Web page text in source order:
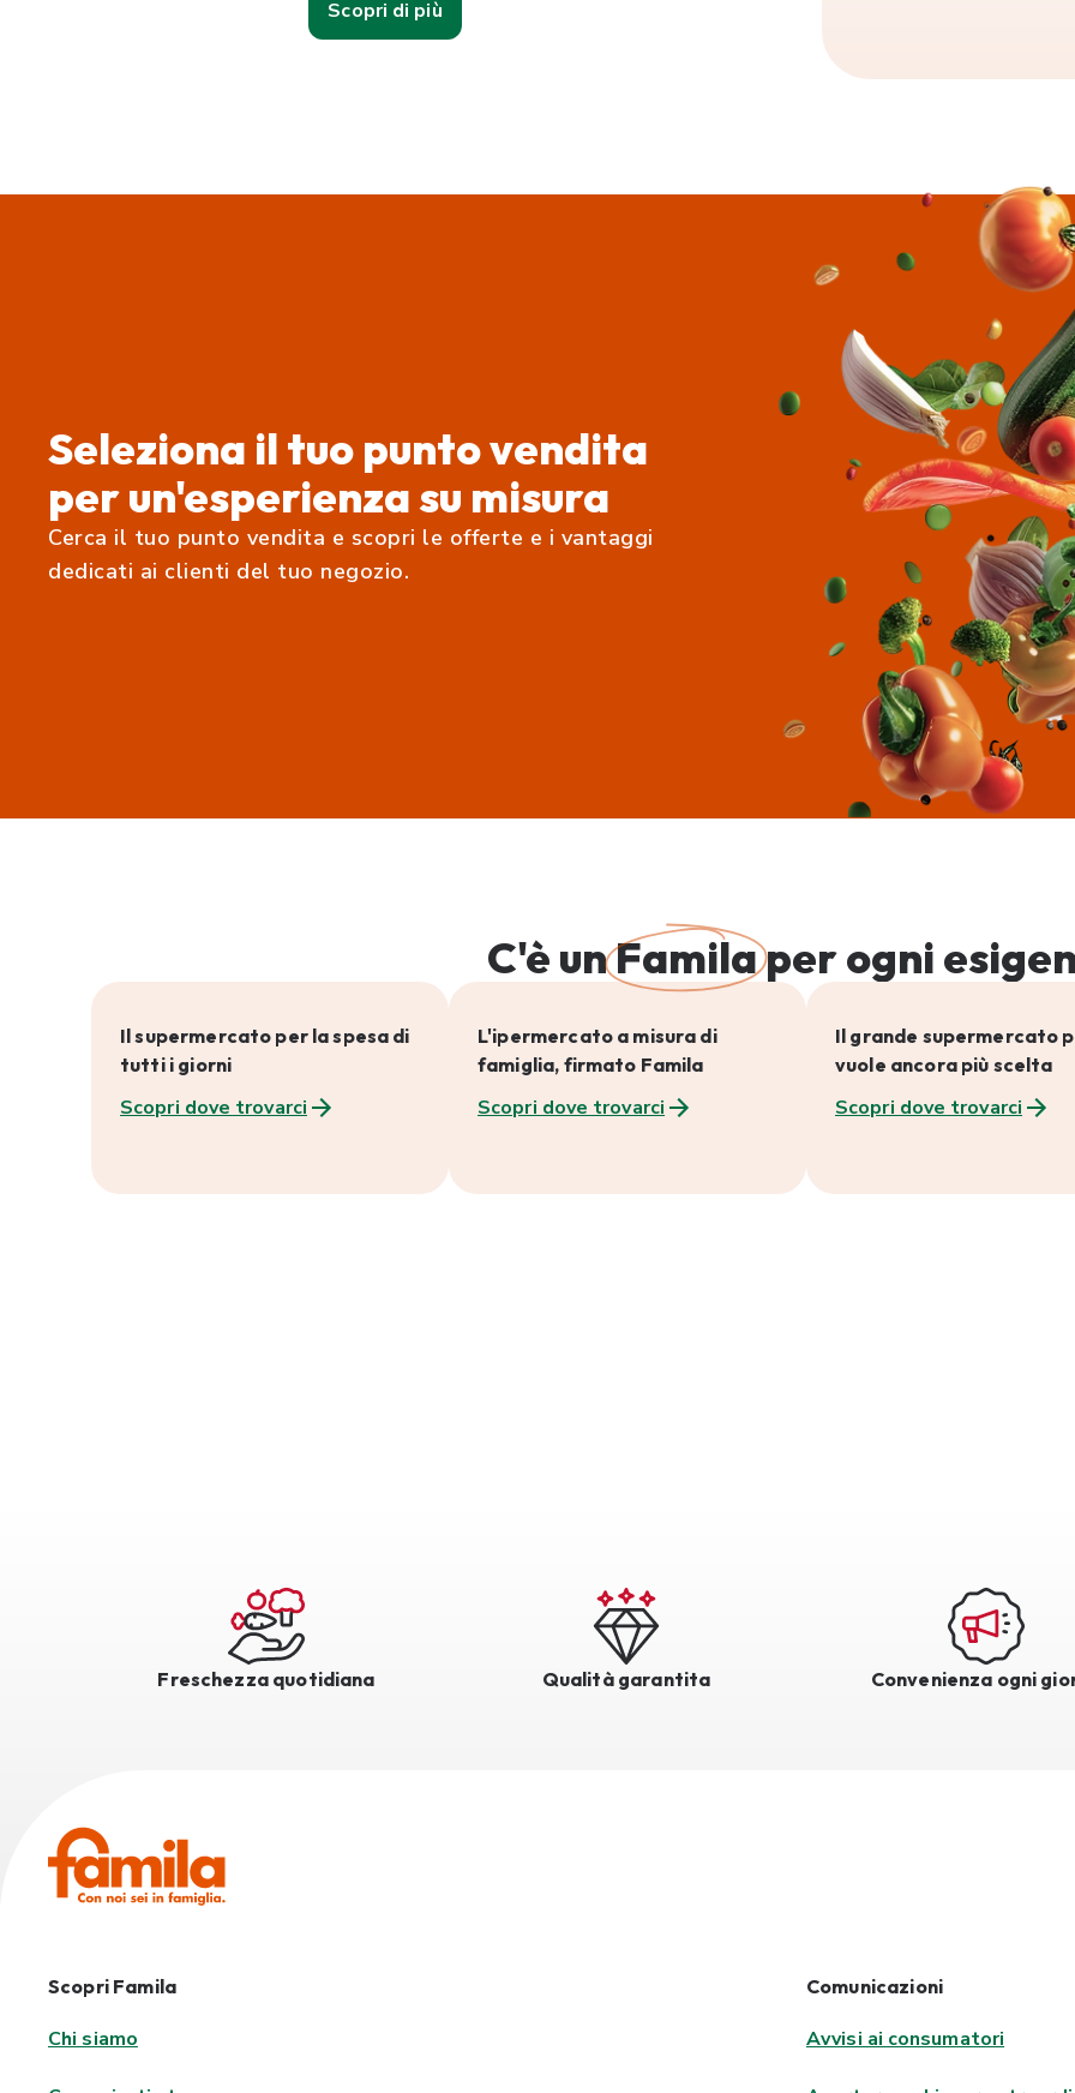
Scopri di più
Seleziona il tuo punto vendita
per un'esperienza su misura
Cerca il tuo punto vendita e scopri le offerte e i vantaggi
dedicati ai clienti del tuo negozio.
C'è unFamilaper ogni
Il supermercato per la spesa di
tutti i giorni
Scopri dove trovarci
L'ipermercato a misura di
famiglia, firmato Famila
Scopri dove trovarci
Il grande supermercato
vuole ancora più scelta
Scopri dove trovarci
Freschezza quotidiana Qualità garantita Convenienza ogni
Scopri Famila
Chi siamo
Comunicazioni
Avvisi ai consumatori